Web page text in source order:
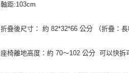
軸距:103cm
折疊後尺寸： 約 82*32*66 公分 （折疊：長
座椅離地高度：約 70～102 公分 可以快拆